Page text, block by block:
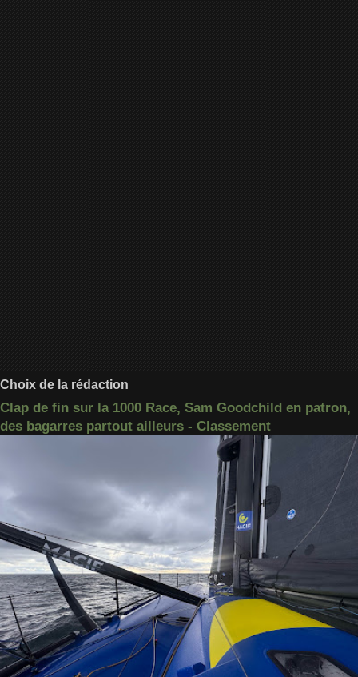
Choix de la rédaction
Clap de fin sur la 1000 Race, Sam Goodchild en patron,
des bagarres partout ailleurs - Classement